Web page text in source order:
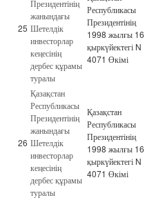
25
Президентінің
жанындағы
Шетелдік
инвесторлар
кеңесінің
дербес құрамы
туралы
Республикасы
Президентінің
1998 жылғы 16
қыркүйектегі N
4071 Өкімі
26
Қазақстан
Республикасы
Президентінің
жанындағы
Шетелдік
инвесторлар
кеңесінің
дербес құрамы
туралы
Қазақстан
Республикасы
Президентінің
1998 жылғы 16
қыркүйектегі N
4071 Өкімі